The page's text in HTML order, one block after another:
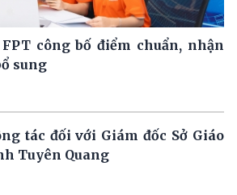
công bố điểm chuẩn, nhận
sung
tác đối với Giám đốc Sở Giáo
Tuyên Quang